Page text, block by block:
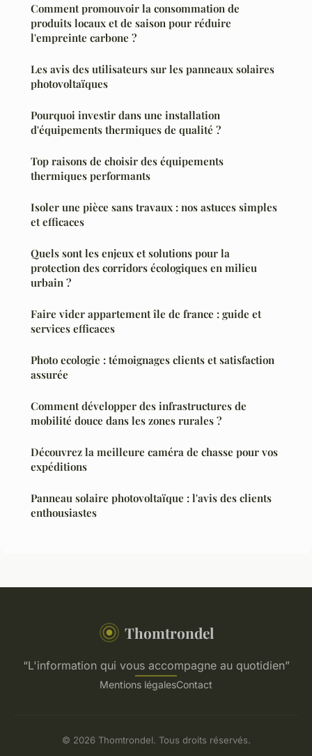
Comment promouvoir la consommation de
produits locaux et de saison pour réduire
l'empreinte carbone ?
Les avis des utilisateurs sur les panneaux solaires
photovoltaïques
Pourquoi investir dans une installation
d'équipements thermiques de qualité ?
Top raisons de choisir des équipements
thermiques performants
Isoler une pièce sans travaux : nos astuces simples
et efficaces
Quels sont les enjeux et solutions pour la
protection des corridors écologiques en milieu
urbain ?
Faire vider appartement île de france : guide et
services efficaces
Photo ecologie : témoignages clients et satisfaction
assurée
Comment développer des infrastructures de
mobilité douce dans les zones rurales ?
Découvrez la meilleure caméra de chasse pour vos
expéditions
Panneau solaire photovoltaïque : l'avis des clients
enthousiastes
Thomtrondel
“L'information qui vous accompagne au quotidien”
Mentions légalesContact
© 2026 Thomtrondel. Tous droits réservés.